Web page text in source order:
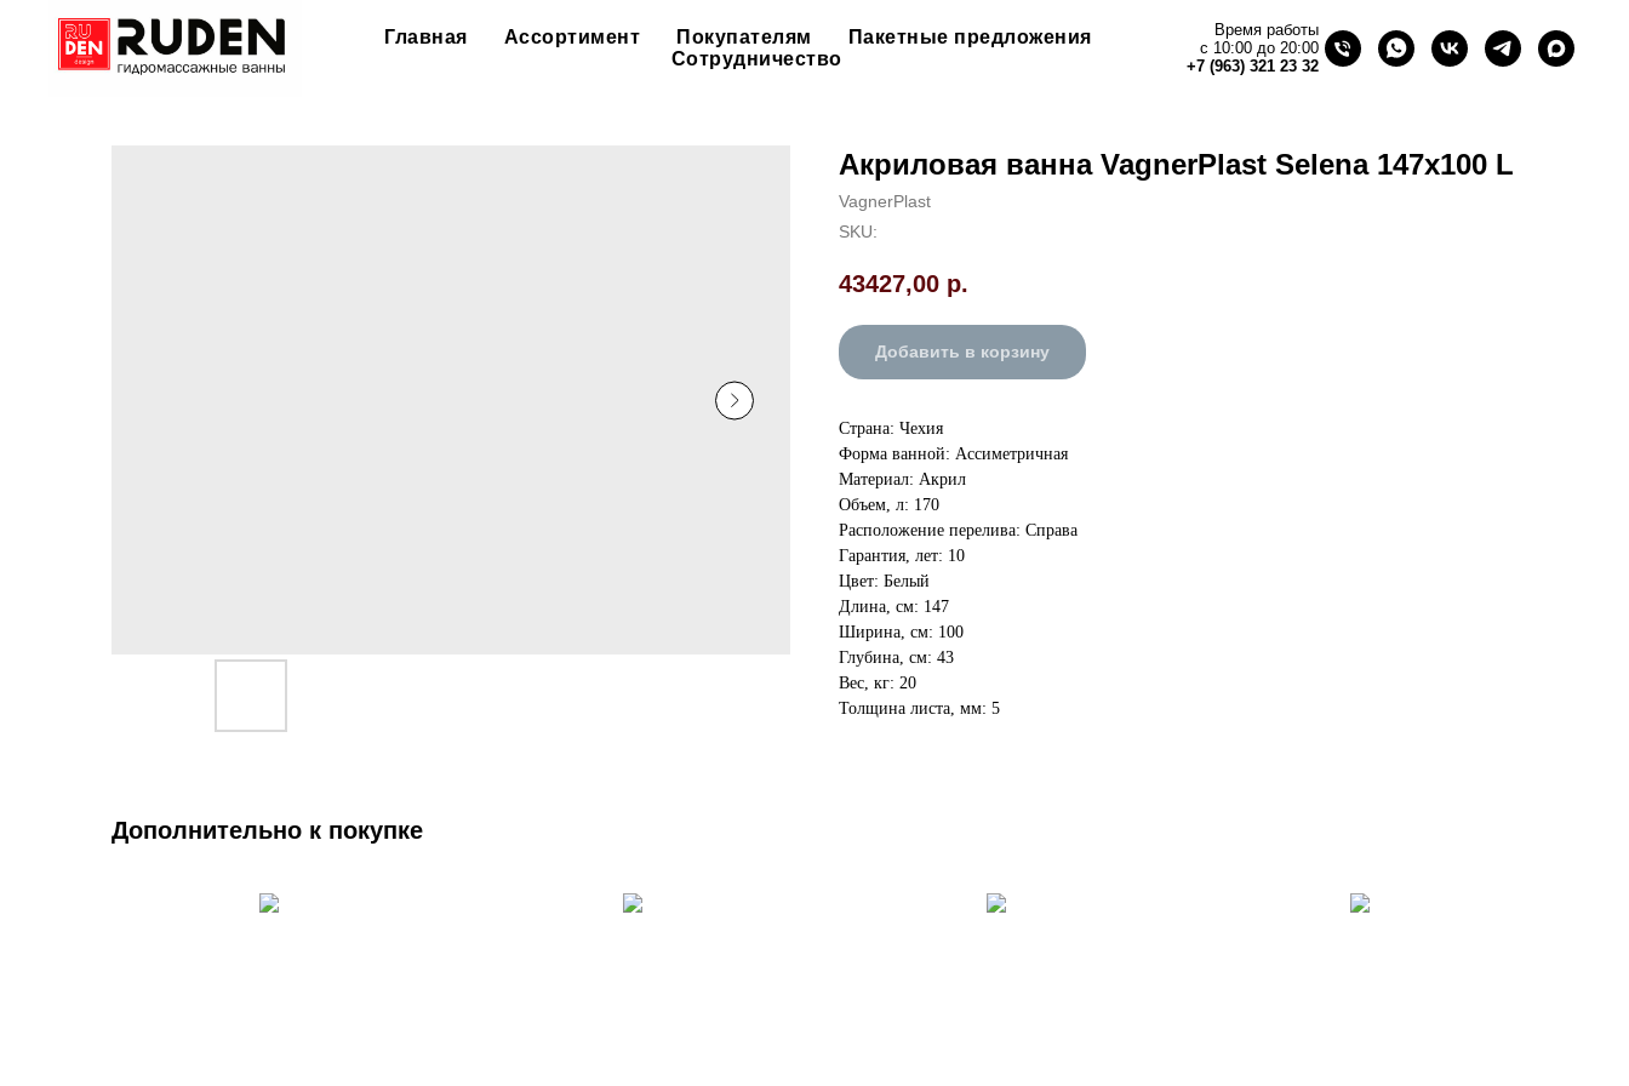
Главная Ассортимент Покупателям
Пакетные предложения
Сотрудничество
Время работы
с 10:00 до 20:00
+7 (963) 321 23 32
Акриловая ванна VagnerPlast Selena 147x100 L
VagnerPlast
SKU:
43427,00 р.
Добавить в корзину
Страна: Чехия
Форма ванной: Ассиметричная
Материал: Акрил
Объем, л: 170
Расположение перелива: Справа
Гарантия, лет: 10
Цвет: Белый
Длина, см: 147
Ширина, см: 100
Глубина, см: 43
Вес, кг: 20
Толщина листа, мм: 5
Дополнительно к покупке